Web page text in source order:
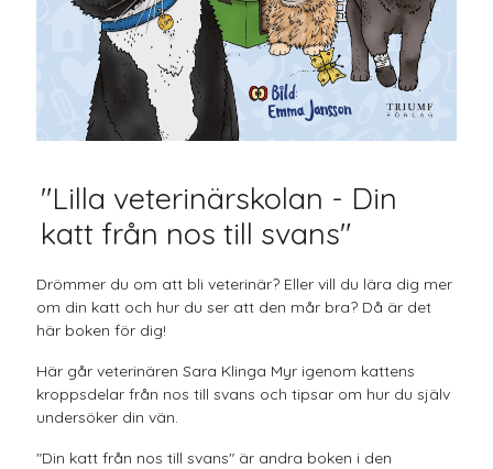
"Lilla veterinärskolan - Din
katt från nos till svans"
Drömmer du om att bli veterinär? Eller vill du lära dig mer
om din katt och hur du ser att den mår bra? Då är det
här boken för dig!
Här går veterinären Sara Klinga Myr igenom kattens
kroppsdelar från nos till svans och tipsar om hur du själv
undersöker din vän.
"Din katt från nos till svans" är andra boken i den